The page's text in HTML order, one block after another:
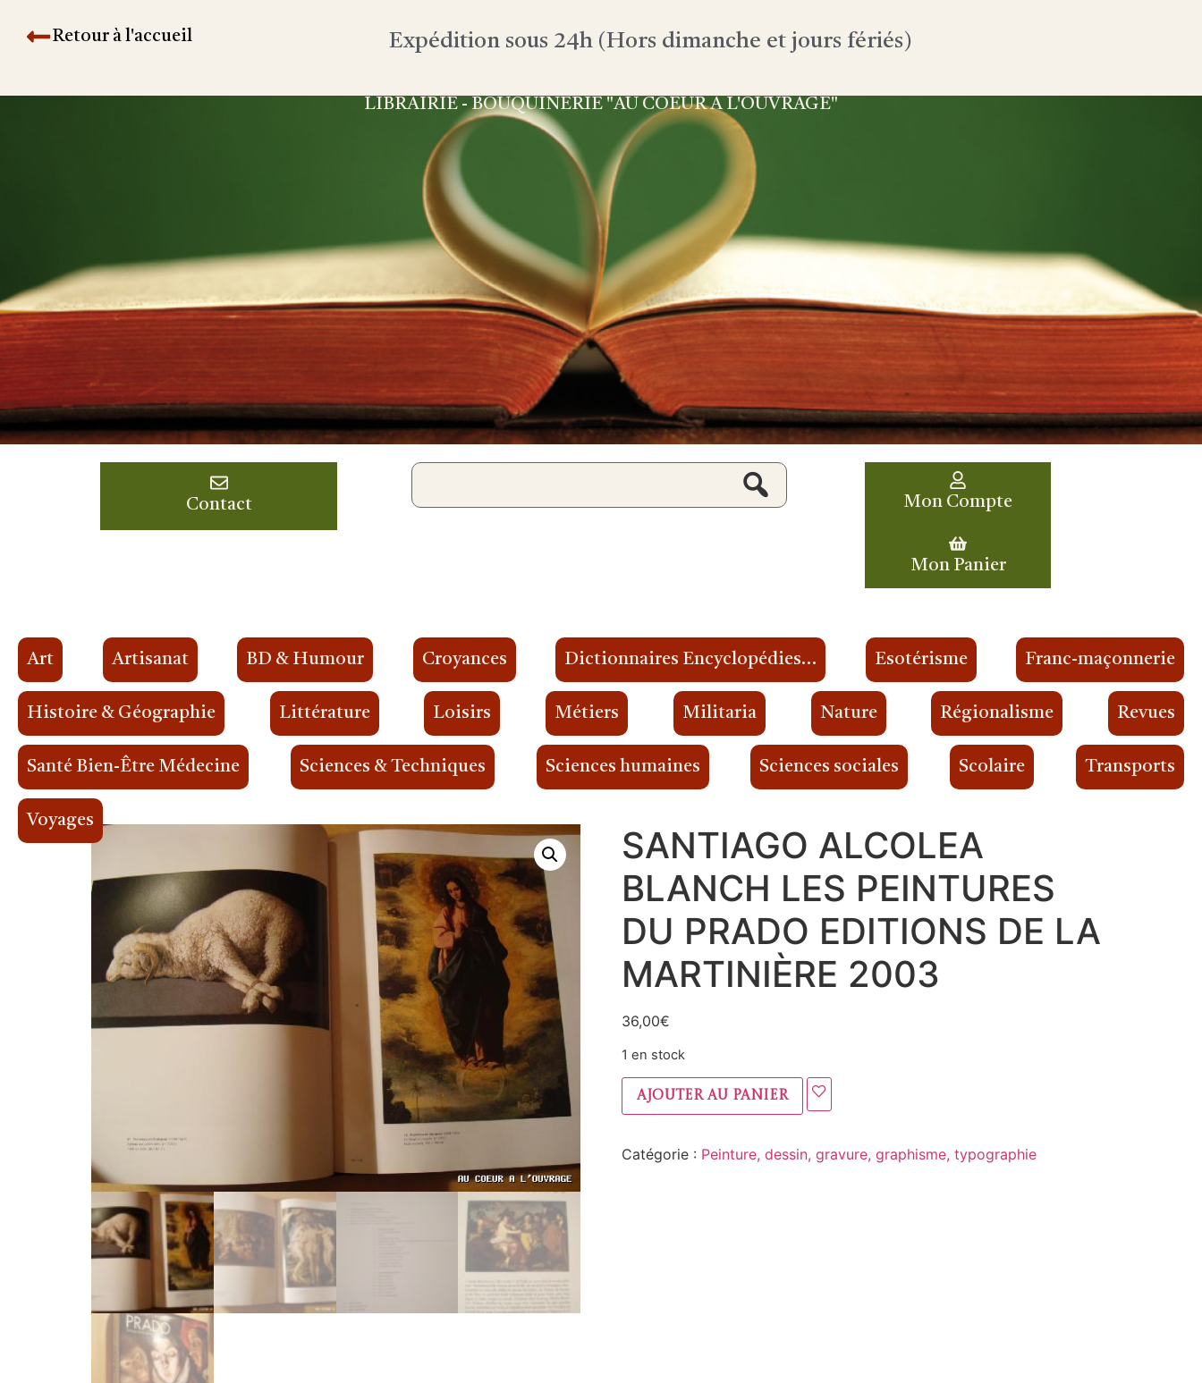
Retour à l'accueil Expédition sous 24h (Hors dimanche et jours fériés)
LIBRAIRIE - BOUQUINERIE "AU COEUR À L'OUVRAGE"
Contact Mon Compte
Mon Panier
Art Artisanat BD & Humour Croyances Dictionnaires Encyclopédies… Esotérisme Franc-maçonnerie
Histoire & Géographie Littérature Loisirs Métiers Militaria Nature Régionalisme Revues
Santé Bien-Être Médecine Sciences & Techniques Sciences humaines Sciences sociales Scolaire Transports
Voyages
SANTIAGO ALCOLEA
BLANCH LES PEINTURES
DU PRADO EDITIONS DE LA
MARTINIÈRE 2003
36,00€
1 en stock
Ajouter au panier
Catégorie : Peinture, dessin, gravure, graphisme, typographie